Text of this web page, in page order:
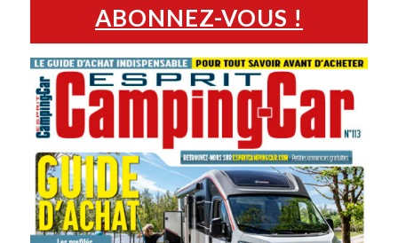
ABONNEZ-VOUS !